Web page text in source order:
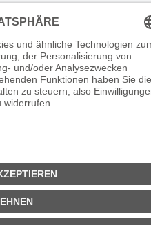
© KNT
|Datenschutzerklärung|